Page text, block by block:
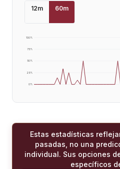
12m 60m
0%
25%
50%
75%
100%
Estas estadísticas
pasadas, no una
individual. Sus opciones
específicos